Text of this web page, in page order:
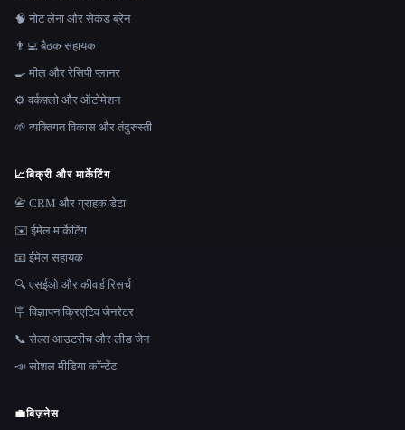
🧠 नोट लेना और सेकंड ब्रेन
👨‍💻 बैठक सहायक
🍳 मील और रेसिपी प्लानर
⚙️ वर्कफ़्लो और ऑटोमेशन
🌱 व्यक्तिगत विकास और तंदुरुस्ती
📈बिक्री और मार्केटिंग
📇 CRM और ग्राहक डेटा
✉️ ईमेल मार्केटिंग
📧 ईमेल सहायक
🔍 एसईओ और कीवर्ड रिसर्च
🪧 विज्ञापन क्रिएटिव जेनरेटर
📞 सेल्स आउटरीच और लीड जेन
📣 सोशल मीडिया कॉन्टेंट
💼बिज़नेस